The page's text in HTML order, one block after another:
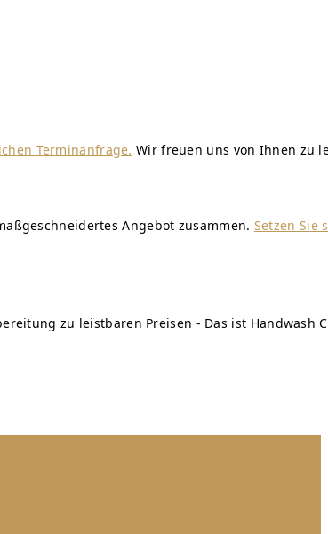
Terminanfrage. Wir freuen uns von Ihnen zu
Angebot zusammen. Setzen Sie
zu leistbaren Preisen - Das ist Handwash